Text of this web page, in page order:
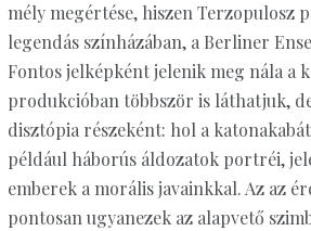
mély megértése, hiszen Terzopulosz
legendás színházában, a Berliner
Fontos jelképként jelenik meg nála a
produkcióban többször is láthatjuk,
disztópia részeként: hol a
például háborús áldozatok portréi,
emberek a morális javainkkal. Az az
pontosan ugyanezek az alapvető